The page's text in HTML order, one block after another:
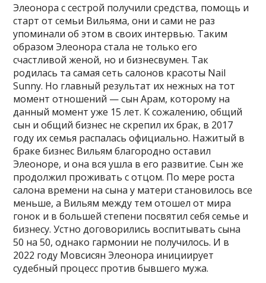
Элеонора с сестрой получили средства, помощь и
старт от семьи Вильяма, они и сами не раз
упоминали об этом в своих интервью. Таким
образом Элеонора стала не только его
счастливой женой, но и бизнесвумен. Так
родилась та самая сеть салонов красоты Nail
Sunny. Но главный результат их нежных на тот
момент отношений — сын Арам, которому на
данный момент уже 15 лет. К сожалению, общий
сын и общий бизнес не скрепил их брак, в 2017
году их семья распалась официально. Нажитый в
браке бизнес Вильям благородно оставил
Элеоноре, и она вся ушла в его развитие. Сын же
продолжил проживать с отцом. По мере роста
салона времени на сына у матери становилось все
меньше, а Вильям между тем отошел от мира
гонок и в большей степени посвятил себя семье и
бизнесу. Устно договорились воспитывать сына
50 на 50, однако гармонии не получилось. И в
2022 году Мовсисян Элеонора инициирует
судебный процесс против бывшего мужа.